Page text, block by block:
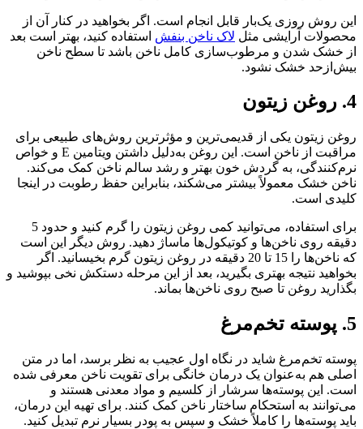
این روش روزی یک‌بار قابل انجام است. اگر بخواهید در کنار آن از
محصولات آرایشی مثل لاک ناخن بنفش استفاده کنید، بهتر است بعد
از خشک شدن و مرطوب‌سازی کامل ناخن باشد تا سطح ناخن
بیش‌ازحد خشک نشود.
4. روغن زیتون
روغن زیتون یکی از قدیمی‌ترین و مؤثرترین روش‌های طبیعی برای
مراقبت از ناخن است. این روغن به‌دلیل داشتن ویتامین E و خواص
نرم‌کنندگی، به گردش خون بهتر و رشد سالم ناخن کمک می‌کند.
ناخن خشک معمولاً بیشتر می‌شکند، بنابراین حفظ رطوبت در اینجا
کلیدی است.
برای استفاده، می‌توانید کمی روغن زیتون را گرم کنید و حدود 5
دقیقه روی ناخن‌ها و کوتیکول‌ها ماساژ دهید. روش دیگر این است
که ناخن‌ها را 15 تا 20 دقیقه در روغن زیتون گرم بخیسانید. اگر
بخواهید نتیجه بهتری بگیرید، بعد از این مرحله دستکش نخی بپوشید و
بگذارید روغن تا صبح روی ناخن‌ها بماند.
5. پوسته تخم‌مرغ
پوسته تخم‌مرغ شاید در نگاه اول عجیب به نظر برسد، اما در متن
اصلی هم به‌عنوان یک درمان خانگی برای تقویت ناخن معرفی شده
است. این پوسته‌ها سرشار از کلسیم و مواد معدنی هستند و
می‌توانند به استحکام ساختار ناخن کمک کنند. برای تهیه این درمان،
باید پوسته‌ها را کاملاً خشک و سپس به پودر بسیار نرم تبدیل کنید.